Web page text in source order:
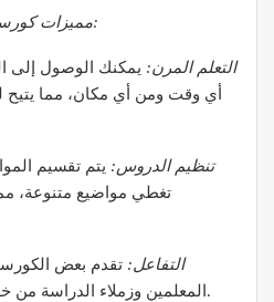
مميزات كورسات معهد جوته عبر الإنترنت:
التعلم المرن: يمكنك الوصول إلى
أي وقت ومن أي مكان، مما
تنظيم الدروس: يتم تقسيم
تغطي مواضيع متنوعة،
التفاعل: تقدم بعض
المعلمين وزملاء الدراسة من خلال المنصات الرقمية.